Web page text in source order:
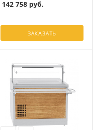
142 758 руб.
ЗАКАЗАТЬ